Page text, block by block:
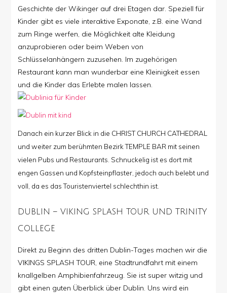
Geschichte der Wikinger auf drei Etagen dar. Speziell für
Kinder gibt es viele interaktive Exponate, z.B. eine Wand
zum Ringe werfen, die Möglichkeit alte Kleidung
anzuprobieren oder beim Weben von
Schlüsselanhängern zuzusehen. Im zugehörigen
Restaurant kann man wunderbar eine Kleinigkeit essen
und die Kinder das Erlebte malen lassen.
Danach ein kurzer Blick in die CHRIST CHURCH CATHEDRAL
und weiter zum berühmten Bezirk TEMPLE BAR mit seinen
vielen Pubs und Restaurants. Schnuckelig ist es dort mit
engen Gassen und Kopfsteinpflaster, jedoch auch belebt und
voll, da es das Touristenviertel schlechthin ist.
DUBLIN – VIKING SPLASH TOUR UND TRINITY
COLLEGE
Direkt zu Beginn des dritten Dublin-Tages machen wir die
VIKINGS SPLASH TOUR, eine Stadtrundfahrt mit einem
knallgelben Amphibienfahrzeug. Sie ist super witzig und
gibt einen guten Überblick über Dublin. Uns wird ein